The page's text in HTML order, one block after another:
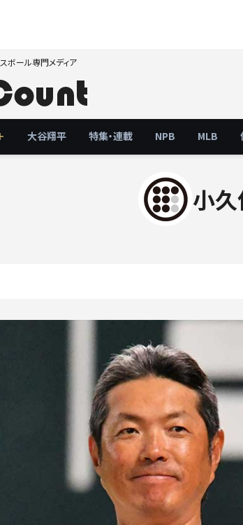
ボール専門メディア
大谷翔平 特集・連載 NPB MLB
小久